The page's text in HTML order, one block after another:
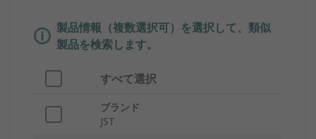
製品情報（複数選択可）を選択して、類似
製品を検索します。
すべて選択
ブランド
JST